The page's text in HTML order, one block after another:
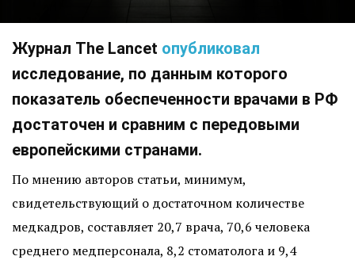
Журнал The Lancet опубликовал
исследование, по данным которого
показатель обеспеченности врачами в РФ
достаточен и сравним с передовыми
европейскими странами.
По мнению авторов статьи, минимум,
свидетельствующий о достаточном количестве
медкадров, составляет 20,7 врача, 70,6 человека
среднего медперсонала, 8,2 стоматолога и 9,4